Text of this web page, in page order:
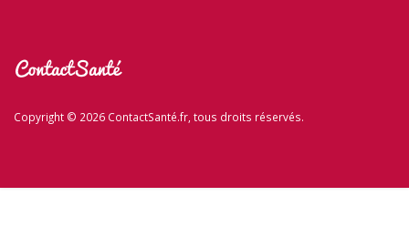
Copyright © 2026 ContactSanté.fr, tous droits réservés.